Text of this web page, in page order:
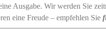
Ausgabe. Wir werden Sie
eine Freude – empfehlen Sie